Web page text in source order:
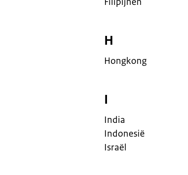
H
Hongkong
I
India
Indonesië
Israël